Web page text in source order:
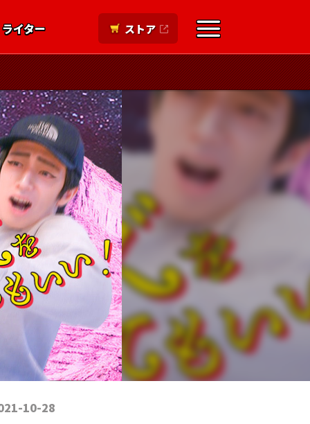
ライター ストア
10-28